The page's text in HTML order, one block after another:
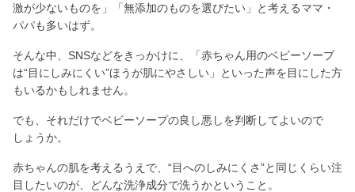
激が少ないものを」「無添加のものを選びたい」と考えるママ・
パパも多いはず。
そんな中、SNSなどをきっかけに、「赤ちゃん用のベビーソープ
は“目にしみにくい”ほうが肌にやさしい」といった声を目にした方
もいるかもしれません。
でも、それだけでベビーソープの良し悪しを判断してよいので
しょうか。
赤ちゃんの肌を考えるうえで、“目へのしみにくさ”と同じくらい注
目したいのが、どんな洗浄成分で洗うかということ。